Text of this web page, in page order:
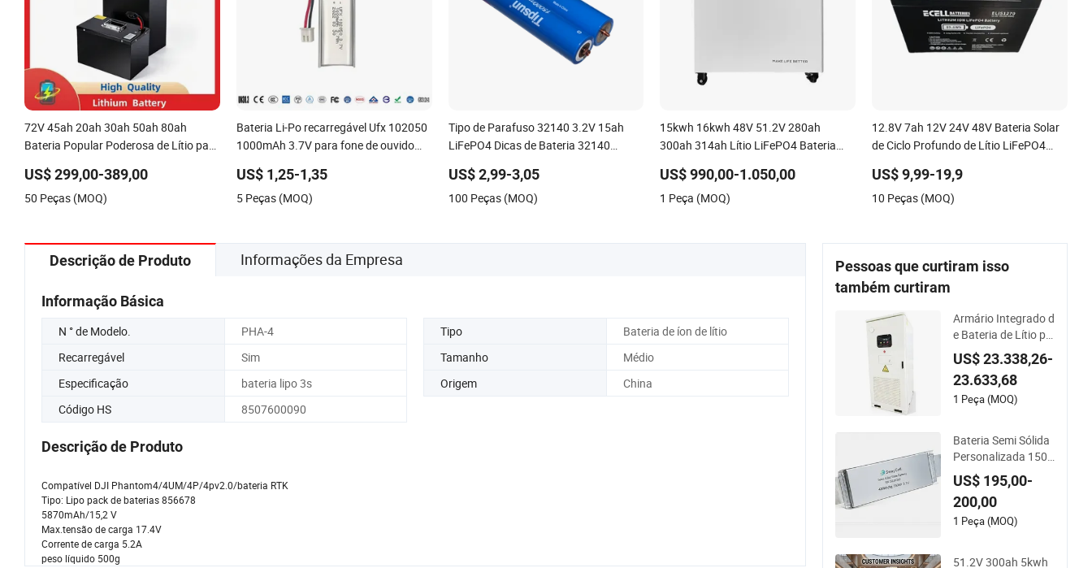
72V 45ah 20ah 30ah 50ah 80ah
Bateria Popular Poderosa de Lítio para
20/30/45/80ah LiFePO4 Bateria
US$ 299,00-389,00
50 Peças (MOQ)
Bateria Li-Po recarregável Ufx 102050
1000mAh 3.7V para fone de ouvido
US$ 1,25-1,35
5 Peças (MOQ)
Tipo de Parafuso 32140 3.2V 15ah
LiFePO4 Dicas de Bateria 32140
US$ 2,99-3,05
100 Peças (MOQ)
15kwh 16kwh 48V 51.2V 280ah
300ah 314ah Lítio LiFePO4 Bateria
US$ 990,00-1.050,00
1 Peça (MOQ)
12.8V 7ah 12V 24V 48V Bateria Solar
de Ciclo Profundo de Lítio LiFePO4
100ah 150ah 200ah 250ah 280ah
300ah 20ah Baterias Ecell para UPS
US$ 9,99-19,9
10 Peças (MOQ)
Descrição de Produto Informações da Empresa
Informação Básica
N ° de Modelo. PHA-4 Tipo
Bateria de íon de lítio
Recarregável
Sim Tamanho
Médio
Especificação
bateria lipo 3s Origem
China
Código HS
8507600090
Descrição de Produto
Compatível DJI Phantom4/4UM/4P/4pv2.0/bateria RTK
Tipo: Lipo pack de baterias 856678
5870mAh/15,2 V
Max.tensão de carga 17.4V
Corrente de carga 5.2A
peso líquido 500g
Pessoas que curtiram isso
também curtiram
Armário Integrado d
e Bateria de Lítio pa
ra Armazenamento
Solar de Alta Eficiên
cia 125kw 261kwh
US$ 23.338,26-
23.633,68
1 Peça (MOQ)
Bateria Semi Sólida
Personalizada 150a
h para UAV com 55
5wh Capacidade
US$ 195,00-
200,00
1 Peça (MOQ)
51.2V 300ah 5kwh